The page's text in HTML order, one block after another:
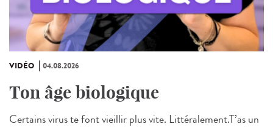
VIDÉO 04.08.2026
Ton âge biologique
Certains virus te font vieillir plus vite. Littéralement.T’as un